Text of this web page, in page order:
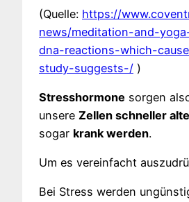
(Quelle: https://
news/meditation-and-
dna-reactions-which-
study-suggests-/ )
Stresshormone sorgen
unsere Zellen schneller
sogar krank werden.
Um es vereinfacht
Bei Stress werden